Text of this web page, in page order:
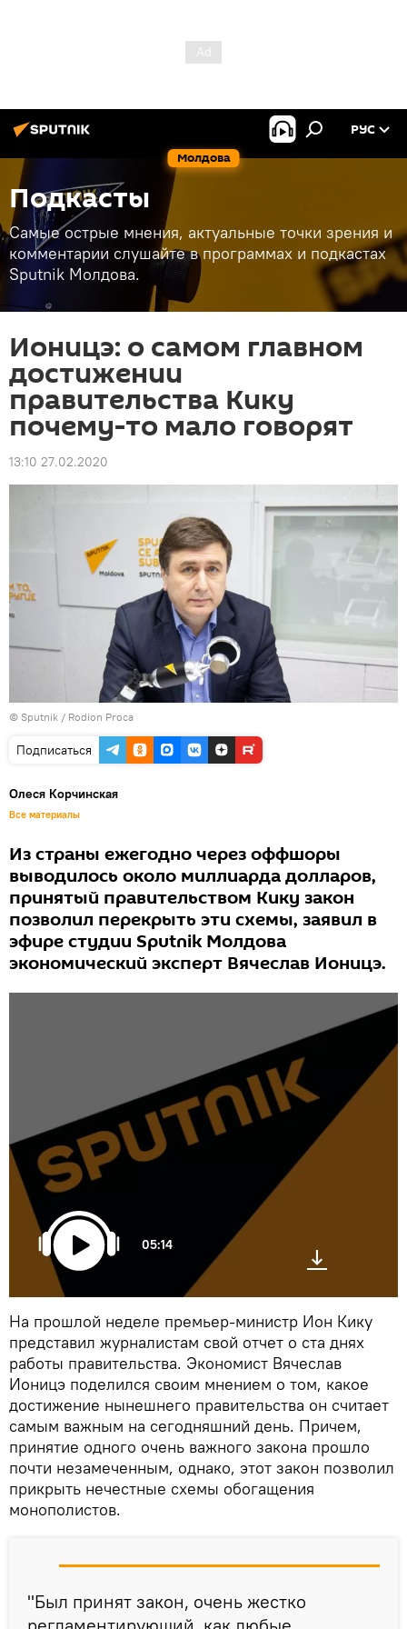
Молдова
РУС
Подкасты
Самые острые мнения, актуальные точки зрения и
комментарии слушайте в программах и подкастах
Sputnik Молдова.
Ионицэ: о самом главном
достижении
правительства Кику
почему-то мало говорят
13:10 27.02.2020
© Sputnik / Rodion Proca
Подписаться
Олеся Корчинская
Все материалы
Из страны ежегодно через оффшоры
выводилось около миллиарда долларов,
принятый правительством Кику закон
позволил перекрыть эти схемы, заявил в
эфире студии Sputnik Молдова
экономический эксперт Вячеслав Ионицэ.
05:14
На прошлой неделе премьер-министр Ион Кику
представил журналистам свой отчет о ста днях
работы правительства. Экономист Вячеслав
Ионицэ поделился своим мнением о том, какое
достижение нынешнего правительства он считает
самым важным на сегодняшний день. Причем,
принятие одного очень важного закона прошло
почти незамеченным, однако, этот закон позволил
прикрыть нечестные схемы обогащения
монополистов.
"Был принят закон, очень жестко